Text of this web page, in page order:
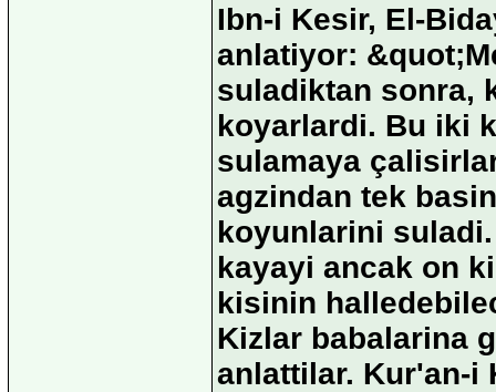
Ibn-i Kesir, El-
anlatiyor:
suladiktan sonra,
koyarlardi. Bu iki
sulamaya
agzindan tek
koyunlarini
kayayi ancak on
kisinin
Kizlar babalarina
anlattilar. Kur'an-i